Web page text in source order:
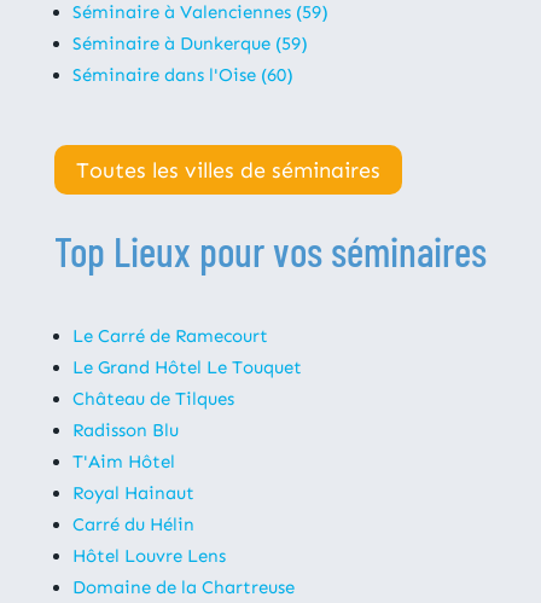
Séminaire à Valenciennes (59)
Séminaire à Dunkerque (59)
Séminaire dans l'Oise (60)
Toutes les villes de séminaires
Top Lieux pour vos séminaires
Le Carré de Ramecourt
Le Grand Hôtel Le Touquet
Château de Tilques
Radisson Blu
T'Aim Hôtel
Royal Hainaut
Carré du Hélin
Hôtel Louvre Lens
Domaine de la Chartreuse